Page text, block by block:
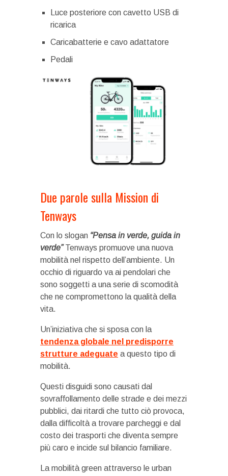
Luce posteriore con cavetto USB di
ricarica
Caricabatterie e cavo adattatore
Pedali
Due parole sulla Mission di
Tenways
Con lo slogan “Pensa in verde, guida in
verde”Tenways promuove una nuova
mobilità nel rispetto dell’ambiente. Un
occhio di riguardo va ai pendolari che
sono soggetti a una serie di scomodità
che ne compromettono la qualità della
vita.
Un’iniziativa che si sposa con la
tendenza globale nel predisporre
strutture adeguate a questo tipo di
mobilità.
Questi disguidi sono causati dal
sovraffollamento delle strade e dei mezzi
pubblici, dai ritardi che tutto ciò provoca,
dalla difficoltà a trovare parcheggi e dal
costo dei trasporti che diventa sempre
più caro e incide sul bilancio familiare.
La mobilità green attraverso le urban